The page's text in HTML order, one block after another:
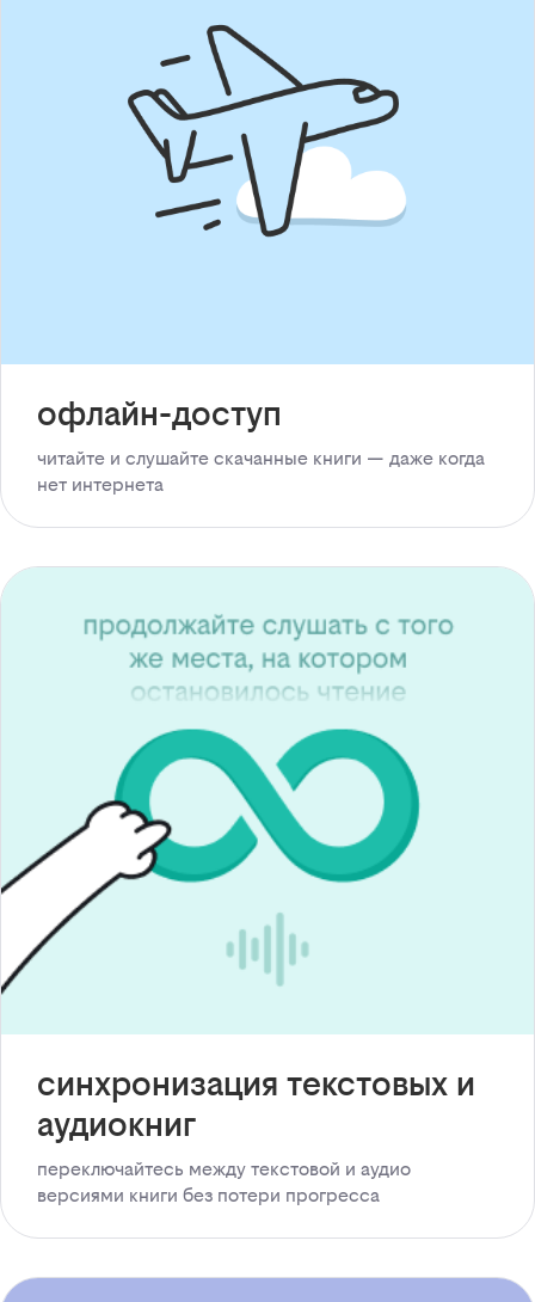
офлайн-доступ
читайте и слушайте скачанные книги — даже когда
нет интернета
синхронизация текстовых и
аудиокниг
переключайтесь между текстовой и аудио
версиями книги без потери прогресса